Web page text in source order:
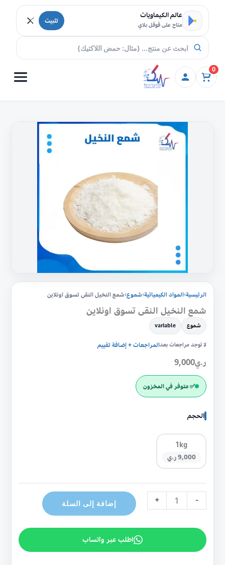
تخطي إلى المحتوى
عالم الكيماويات
متاح على قوقل بلاي تثبيت
0
الرئيسية›المواد الكيميائية›شموع›شمع النخيل النقى تسوق اونلاين
شمع النخيل النقى تسوق اونلاين
شموع variable
لا توجد مراجعات بعدالمراجعات + إضافة تقييم
ر.ي9,000
✅ متوفر في المخزون
الحجم
1kg
9,000 ر.ي
-
النخيل
+ إضافة إلى السلة
اطلب عبر واتساب